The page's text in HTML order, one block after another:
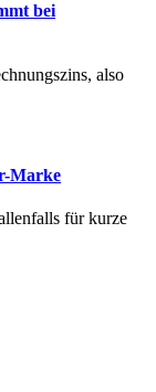
bei
also
Marke
für kurze